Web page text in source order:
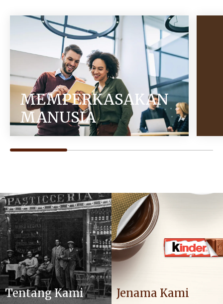
MEMPERKASAKAN
MANUSIA
Tentang Kami Jenama Kami